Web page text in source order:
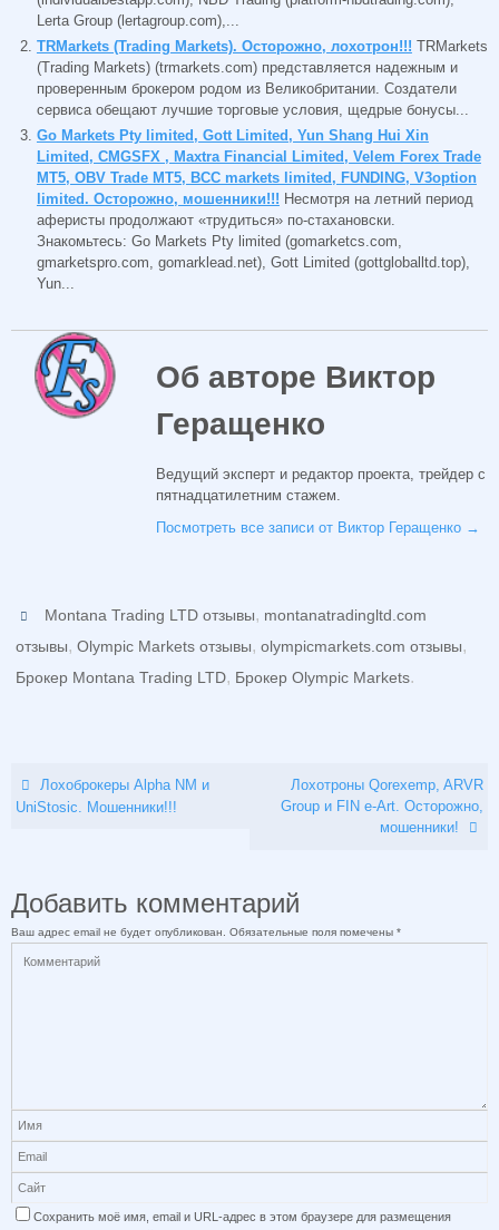
Lerta Group (lertagroup.com),...
TRMarkets (Trading Markets). Осторожно, лохотрон!!! TRMarkets
(Trading Markets) (trmarkets.com) представляется надежным и
проверенным брокером родом из Великобритании. Создатели
сервиса обещают лучшие торговые условия, щедрые бонусы...
Go Markets Pty limited, Gott Limited, Yun Shang Hui Xin
Limited, CMGSFX , Maxtra Financial Limited, Velem Forex Trade
MT5, OBV Trade MT5, BCC markets limited, FUNDING, V3option
limited. Осторожно, мошенники!!! Несмотря на летний период
аферисты продолжают «трудиться» по-стахановски.
Знакомьтесь: Go Markets Pty limited (gomarketcs.com,
gmarketspro.com, gomarklead.net), Gott Limited (gottgloballtd.top),
Yun...
Об авторе Виктор
Геращенко
Ведущий эксперт и редактор проекта, трейдер с
пятнадцатилетним стажем.
Посмотреть все записи от Виктор Геращенко →
Montana Trading LTD отзывы, montanatradingltd.com
отзывы, Olympic Markets отзывы, olympicmarkets.com отзывы,
Брокер Montana Trading LTD, Брокер Olympic Markets.
Лохоброкеры Alpha NM и
UniStosic. Мошенники!!!
Лохотроны Qorexemp, ARVR
Group и FIN e-Art. Осторожно,
мошенники!
Добавить комментарий
Ваш адрес email не будет опубликован. Обязательные поля помечены *
Сохранить моё имя, email и URL-адрес в этом браузере для размещения